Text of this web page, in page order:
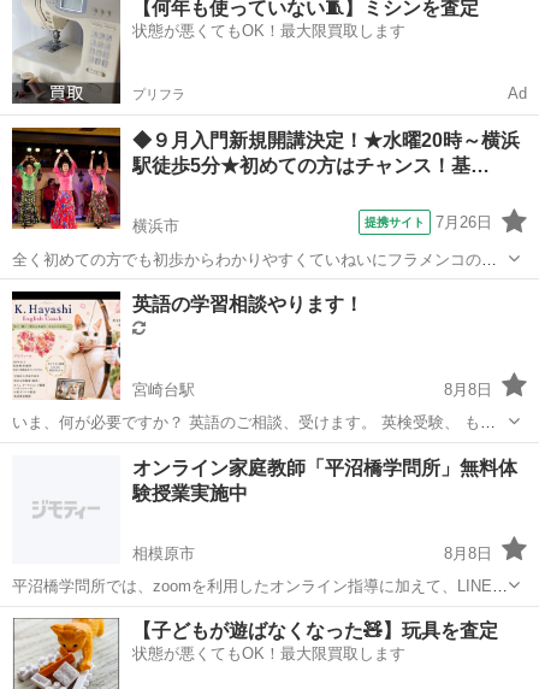
ジしてみたい方、ブランクがある方、などプライベートサロン経営・
美容養成校講習が働く女性をサポートしま...
【何年も使っていない🧵】ミシンを査定
状態が悪くてもOK！最大限買取します
プリフラ Ad
◆９月入門新規開講決定！★水曜20時～横浜
駅徒歩5分★初めての方はチャンス！基…
横浜市 提携サイト 7月26日
全く初めての方でも初歩からわかりやすくていねいにフラメンコの本
格的な基礎から楽しく学べます。納得しながら理解して体を動かすこ
とで、やりがいや充実感を感じながら、自然に楽しく正しい基礎が身
につきます。 またストレスも解消し、姿...
神奈川 横浜市 フラメンコ
英語の学習相談やります！
宮崎台駅
8月8日
いま、何が必要ですか？ 英語のご相談、受けます。 英検受験、 もう
一度英語やりたい、 〇〇までにこの状態に… まずは相談してみません
宮崎台駅 英語 状態
オンライン家庭教師「平沼橋学問所」無料体
験授業実施中
相模原市
8月8日
平沼橋学問所では、zoomを利用したオンライン指導に加えて、LINE・
メール等を利用した質問回答サービスが無料オプションとして付帯さ
れます。これにより指導日以外でも不安なく学習することができま
す。定期テスト対策や入試対策など...
神奈川 相模原市 家庭教師 無料
【子どもが遊ばなくなった🧸】玩具を査定
状態が悪くてもOK！最大限買取します